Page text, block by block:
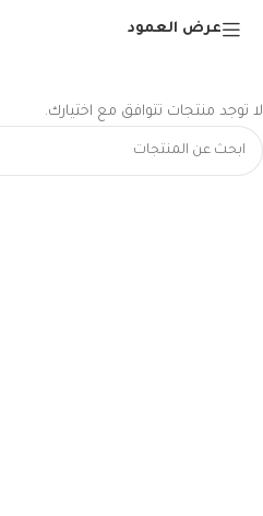
عرض العمود
لا توجد منتجات تتوافق مع اختيارك.